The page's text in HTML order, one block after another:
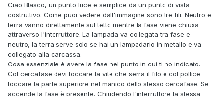
Ciao Blasco, un punto luce e semplice da un punto di vista
costruttivo. Come puoi vedere dall'immagine sono tre fili. Neutro e
terra vanno direttamente sul tetto mentre la fase viene chiusa
attraverso l'interruttore. La lampada va collegata tra fase e
neutro, la terra serve solo se hai un lampadario in metallo e va
collegato alla carcassa.
Cosa essenziale è avere la fase nel punto in cui ti ho indicato.
Col cercafase devi toccare la vite che serra il filo e col pollice
toccare la parte superiore nel manico dello stesso cercafase. Se
accende la fase è presente. Chiudendo l'interruttore la stessa